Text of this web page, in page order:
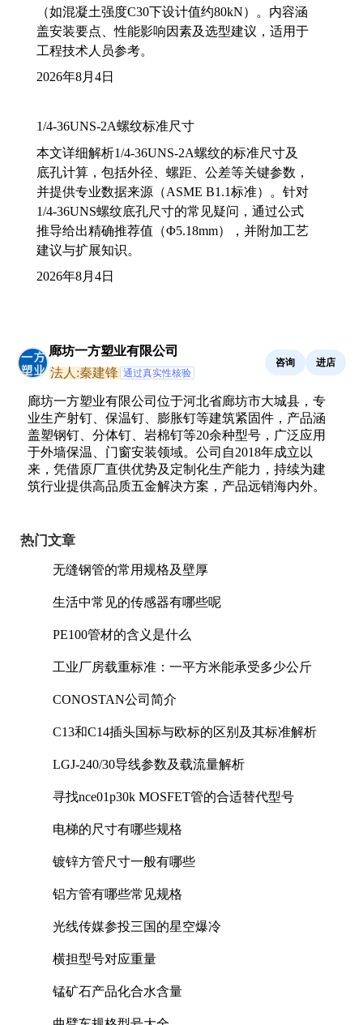
（如混凝土强度C30下设计值约80kN）。内容涵
盖安装要点、性能影响因素及选型建议，适用于
工程技术人员参考。
2026年8月4日
1/4-36UNS-2A螺纹标准尺寸
本文详细解析1/4-36UNS-2A螺纹的标准尺寸及
底孔计算，包括外径、螺距、公差等关键参数，
并提供专业数据来源（ASME B1.1标准）。针对
1/4-36UNS螺纹底孔尺寸的常见疑问，通过公式
推导给出精确推荐值（Φ5.18mm），并附加工艺
建议与扩展知识。
2026年8月4日
廊坊一方塑业有限公司
法人:秦建锋 通过真实性核验
咨询 进店
廊坊一方塑业有限公司位于河北省廊坊市大城县，专
业生产射钉、保温钉、膨胀钉等建筑紧固件，产品涵
盖塑钢钉、分体钉、岩棉钉等20余种型号，广泛应用
于外墙保温、门窗安装领域。公司自2018年成立以
来，凭借原厂直供优势及定制化生产能力，持续为建
筑行业提供高品质五金解决方案，产品远销海内外。
热门文章
无缝钢管的常用规格及壁厚
生活中常见的传感器有哪些呢
PE100管材的含义是什么
工业厂房载重标准：一平方米能承受多少公斤
CONOSTAN公司简介
C13和C14插头国标与欧标的区别及其标准解析
LGJ-240/30导线参数及载流量解析
寻找nce01p30k MOSFET管的合适替代型号
电梯的尺寸有哪些规格
镀锌方管尺寸一般有哪些
铝方管有哪些常见规格
光线传媒参投三国的星空爆冷
横担型号对应重量
锰矿石产品化合水含量